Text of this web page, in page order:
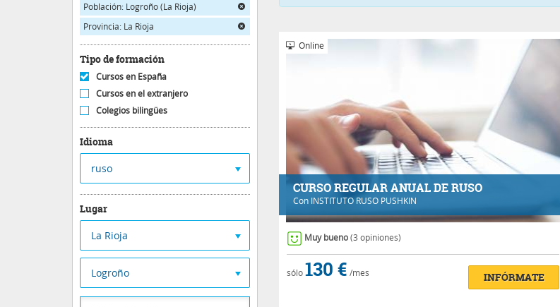
Población: Logroño (La Rioja)
Provincia: La Rioja
Tipo de formación
Cursos en España
Cursos en el extranjero
Colegios bilingües
Idioma
ruso
Lugar
La Rioja
Logroño
CURSO REGULAR ANUAL DE RUSO
Con INSTITUTO RUSO PUSHKIN
Online
Muy bueno (3 opiniones)
sólo130 € /mes INFÓRMATE